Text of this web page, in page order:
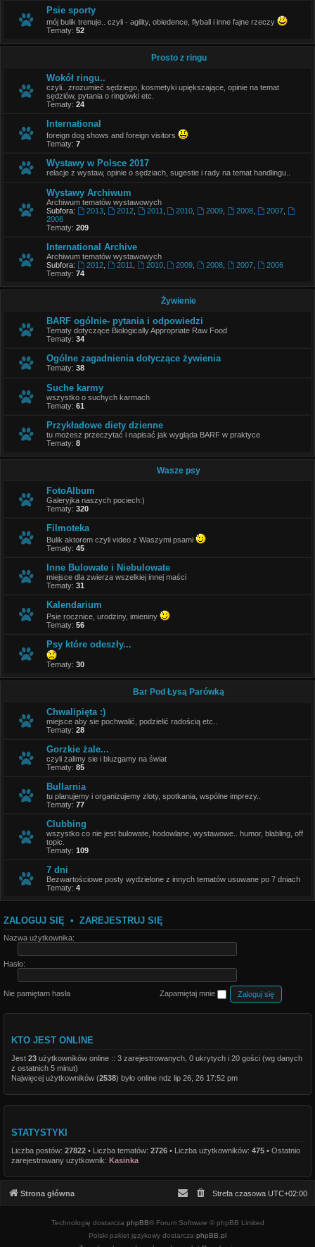
Psie sporty
mój bulik trenuje.. czyli - agility, obiedence, flyball i inne fajne rzeczy
Tematy: 52
Prosto z ringu
Wokół ringu..
czyli.. zrozumieć sędziego, kosmetyki upiększające, opinie na temat
sędziów, pytania o ringówki etc.
Tematy: 24
International
foreign dog shows and foreign visitors
Tematy: 7
Wystawy w Polsce 2017
relacje z wystaw, opinie o sędziach, sugestie i rady na temat handlingu..
Wystawy Archiwum
Archiwum tematów wystawowych
Subfora:
2013, 2012, 2011 2010 2009 2008 2007,
2006
Tematy: 209
International Archive
Archiwum tematów wystawowych
Subfora:
2012, 2011 2010, 2009 2008 2007
2006
Tematy: 74
Żywienie
BARF ogólnie- pytania i odpowiedzi
Tematy dotyczące Biologically Appropriate Raw Food
Tematy: 34
Ogólne zagadnienia dotyczące żywienia
Tematy: 38
Suche karmy
wszystko o suchych karmach
Tematy: 61
Przykładowe diety dzienne
tu możesz przeczytać i napisać jak wygląda BARF w praktyce
Tematy: 8
Wasze psy
FotoAlbum
Galeryjka naszych pociech:)
Tematy: 320
Filmoteka
Bulik aktorem czyli video z Waszymi psami
Tematy: 45
Inne Bulowate i Niebulowate
miejsce dla zwierza wszelkiej innej maści
Tematy: 31
Kalendarium
Psie rocznice, urodziny, imieniny
Tematy: 56
Psy które odeszły...
Tematy: 30
Bar Pod Łysą Parówką
Chwalipięta :)
miejsce aby sie pochwalić, podzielić radością etc..
Tematy: 28
Gorzkie żale...
czyli żalimy sie i bluzgamy na świat
Tematy: 85
Bullarnia
tu planujemy i organizujemy zloty, spotkania, wspólne imprezy..
Tematy: 77
Clubbing
wszystko co nie jest bulowate, hodowlane, wystawowe.. humor, blabling, off
topic.
Tematy: 109
7 dni
Bezwartościowe posty wydzielone z innych tematów usuwane po 7 dniach
Tematy: 4
ZALOGUJ SIĘ • ZAREJESTRUJ SIĘ
Nazwa użytkownika:
Hasło:
Nie pamiętam hasła Zapamiętaj mnie
KTO JEST ONLINE
Jest 23 użytkowników online :: 3 zarejestrowanych, 0 ukrytych i 20 gości (wg danych
z ostatnich 5 minut)
Najwięcej użytkowników (2538) było online ndz lip 26, 26 17:52 pm
STATYSTYKI
Liczba postów: 27822 • Liczba tematów: 2726 • Liczba użytkowników: 475 • Ostatnio
zarejestrowany użytkownik: Kasinka
Strona główna Strefa czasowa UTC+02:00
Technologię dostarcza phpBB® Forum Software © phpBB Limited
Polski pakiet językowy dostarcza phpBB.pl